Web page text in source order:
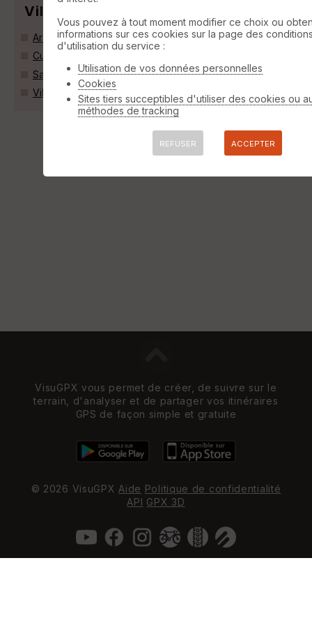
Villes
Aragon (11600)
Cuxac-Cabardès (11390)
Salsigne (11600)
Villardonnel (11600)
VisuGPX vous permet de créer, de suivre sur le
terrain, d'analyser et de partager vos itinéraires
GPS de façon simple et gratuite
© 2026 VisuGPX Aide Politique de confidentialité
API GPX 3D
Vous pouvez à tout moment modifier ce choix ou
informations sur ces cookies sur la page des
d'utilisation du service :
Utilisation de vos données personnelles
Cookies
Sites tiers succeptibles d'utiliser des cookies ou
méthodes de tracking
REFUSER ACCEPTER